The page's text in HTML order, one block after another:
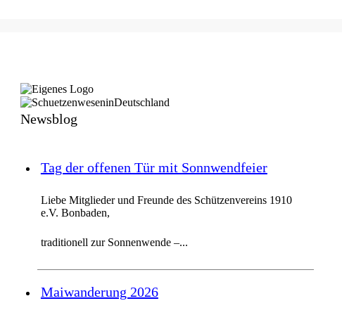
Newsblog
Tag der offenen Tür mit Sonnwendfeier
Liebe Mitglieder und Freunde des Schützenvereins 1910
e.V. Bonbaden,
traditionell zur Sonnenwende –...
Maiwanderung 2026